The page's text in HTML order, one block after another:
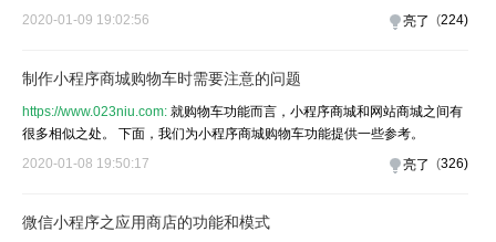
2020-01-09 19:02:56
)
224
(
亮了
制作小程序商城购物车时需要注意的问题
https://www.023niu.com: 就购物车功能而言，小程序商城和网站商城之间有
很多相似之处。 下面，我们为小程序商城购物车功能提供一些参考。
2020-01-08 19:50:17
)
326
(
亮了
微信小程序之应用商店的功能和模式